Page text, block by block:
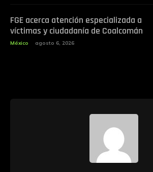
FGE acerca atención especializada a
víctimas y ciudadanía de Coalcomán
México agosto 6, 2026